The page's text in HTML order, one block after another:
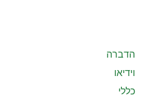
הדברה
וידיאו
כללי